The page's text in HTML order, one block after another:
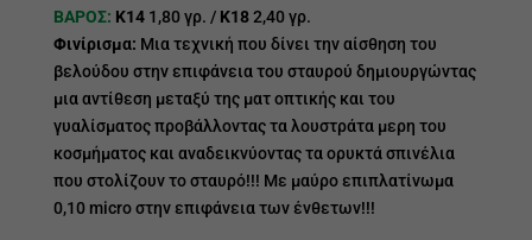
ΒΑΡΟΣ: Κ141,80 γρ. / Κ182,40 γρ.
Φινίρισμα: Μια τεχνική που δίνει την αίσθηση του
βελούδου στην επιφάνεια του σταυρού δημιουργώντας
μια αντίθεση μεταξύ της ματ οπτικής και του
γυαλίσματος προβάλλοντας τα λουστράτα μερη του
κοσμήματος και αναδεικνύοντας τα ορυκτά σπινέλια
που στολίζουν το σταυρό!!! Με μαύρο επιπλατίνωμα
0,10 micro στην επιφάνεια των ένθετων!!!